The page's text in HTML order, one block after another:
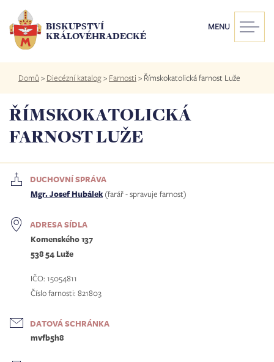
hlavnímu
obsahu
BISKUPSTVÍ
KRÁLOVÉHRADECKÉ
MENU
Drobečková
navigace
Domů > Diecézní katalog> Farnosti > Římskokatolická farnost Luže
ŘÍMSKOKATOLICKÁ
FARNOST LUŽE
DUCHOVNÍ SPRÁVA
Mgr. Josef Hubálek(farář - spravuje farnost)
ADRESA SÍDLA
Komenského 137
538 54 Luže
IČO: 15054811
Číslo farnosti: 821803
DATOVÁ SCHRÁNKA
mvfb5h8